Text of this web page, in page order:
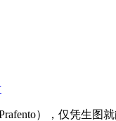
），仅凭生